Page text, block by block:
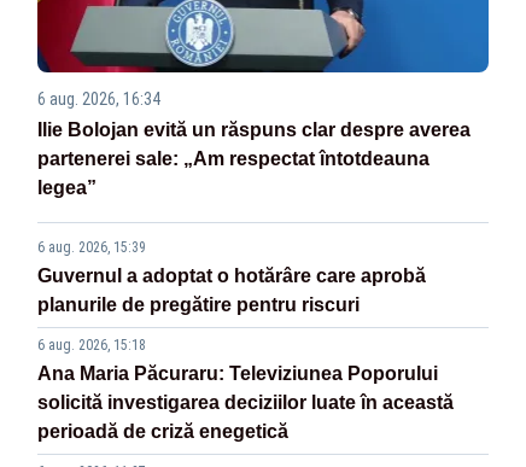
6 aug. 2026, 16:34
Ilie Bolojan evită un răspuns clar despre averea
partenerei sale: „Am respectat întotdeauna
legea”
6 aug. 2026, 15:39
Guvernul a adoptat o hotărâre care aprobă
planurile de pregătire pentru riscuri
6 aug. 2026, 15:18
Ana Maria Păcuraru: Televiziunea Poporului
solicită investigarea deciziilor luate în această
perioadă de criză enegetică